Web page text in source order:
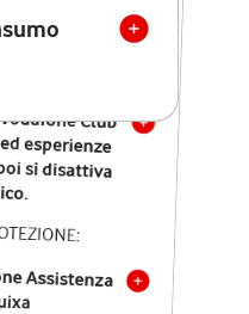
Club
esperienze
si disattiva
Assistenza